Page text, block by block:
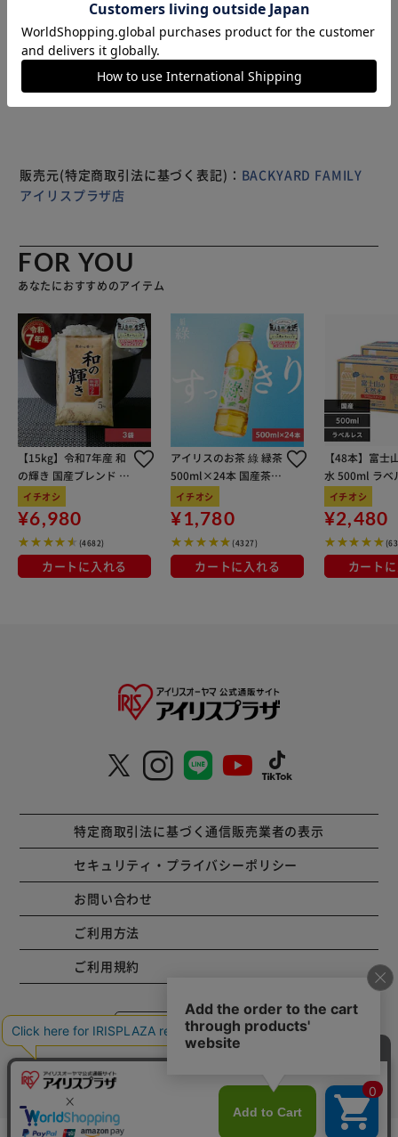
【調節可能なシルエット】 裾のドローコードを使えば、着
こなしに合わせてシルエットを変えられる。 【便利なポケ
ット】 フロント両サイドにポケット付き。両面で使えるの
が嬉しい。 【ストレスフリーな着脱】 両面使える回転オー
トマチックスライダー（YKK社）採用。パラコードの引き手
がアクセントに。 【ユニセックスで着れる】 流行に左右さ
もっと見る
※製品は予告なく仕様を変更する場合がございます。あらか
じめご了承ください。
販売元(特定商取引法に基づく表記)： BACKYARD FAMILY
アイリスプラザ店
FOR YOU
あなたにおすすめのアイテム
【15kg】令和7年産 和
の輝き 国産ブレンド 5
kg×3袋
イチオシ
¥6,980
(4682)
カートに入れる
アイリスのお茶 綠 緑茶
500ml×24本 国産茶葉
100％使用
イチオシ
¥1,780
(4327)
カートに入れる
【48本】富士
水 500ml ラベ
イチオシ
¥2,480
カート
特定商取引法に基づく通信販売業者の表示
セキュリティ・プライバシーポリシー
お問い合わせ
ご利用方法
ご利用規約
コーポレートサイト
Copyright © 2001 IRISPLAZA. ALL Rights Reserved.